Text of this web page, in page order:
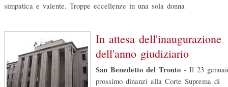
simpatica e valente. Troppe eccellenze in una sola donna
In attesa dell'inaugurazione
dell'anno giudiziario
San Benedetto del Tronto - Il 23
prossimo dinanzi alla Corte Suprema di